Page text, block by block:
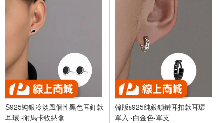
S925純銀冷淡風個性黑色耳釘款
耳環 -附馬卡收納盒
韓版s925純銀鎖鏈耳扣款耳環
單入 -白金色-單支